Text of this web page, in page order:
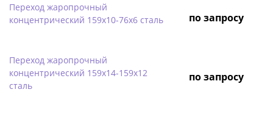
Переход жаропрочный
концентрический 159х10-76х6 сталь
по запросу
Переход жаропрочный
концентрический 159х14-159х12
сталь
по запросу